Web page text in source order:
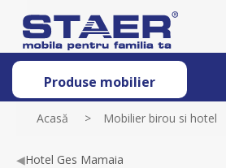
Produse mobilier
Acasă > Mobilier birou si hotel
◀Hotel Ges Mamaia